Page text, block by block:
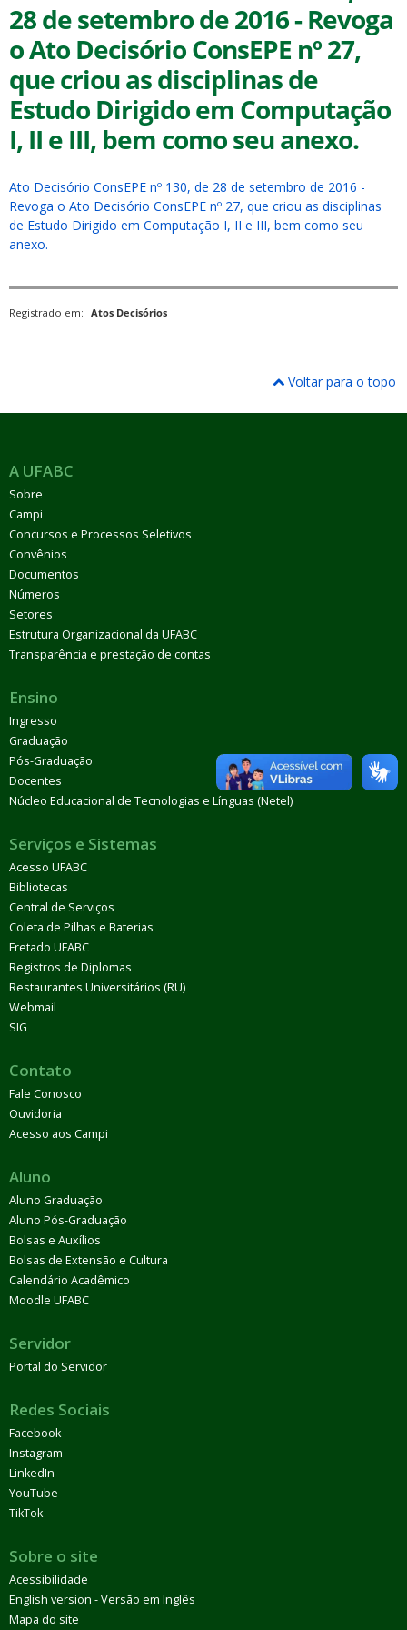
28 de setembro de 2016 - Revoga
o Ato Decisório ConsEPE nº 27,
que criou as disciplinas de
Estudo Dirigido em Computação
I, II e III, bem como seu anexo.
Ato Decisório ConsEPE nº 130, de 28 de setembro de 2016 -
Revoga o Ato Decisório ConsEPE nº 27, que criou as disciplinas
de Estudo Dirigido em Computação I, II e III, bem como seu
anexo.
Registrado em: Atos Decisórios
Voltar para o topo
A UFABC
Sobre
Campi
Concursos e Processos Seletivos
Convênios
Documentos
Números
Setores
Estrutura Organizacional da UFABC
Transparência e prestação de contas
Ensino
Ingresso
Graduação
Pós-Graduação
Docentes
Núcleo Educacional de Tecnologias e Línguas (Netel)
Serviços e Sistemas
Acesso UFABC
Bibliotecas
Central de Serviços
Coleta de Pilhas e Baterias
Fretado UFABC
Registros de Diplomas
Restaurantes Universitários (RU)
Webmail
SIG
Contato
Fale Conosco
Ouvidoria
Acesso aos Campi
Aluno
Aluno Graduação
Aluno Pós-Graduação
Bolsas e Auxílios
Bolsas de Extensão e Cultura
Calendário Acadêmico
Moodle UFABC
Servidor
Portal do Servidor
Redes Sociais
Facebook
Instagram
LinkedIn
YouTube
TikTok
Sobre o site
Acessibilidade
English version - Versão em Inglês
Mapa do site